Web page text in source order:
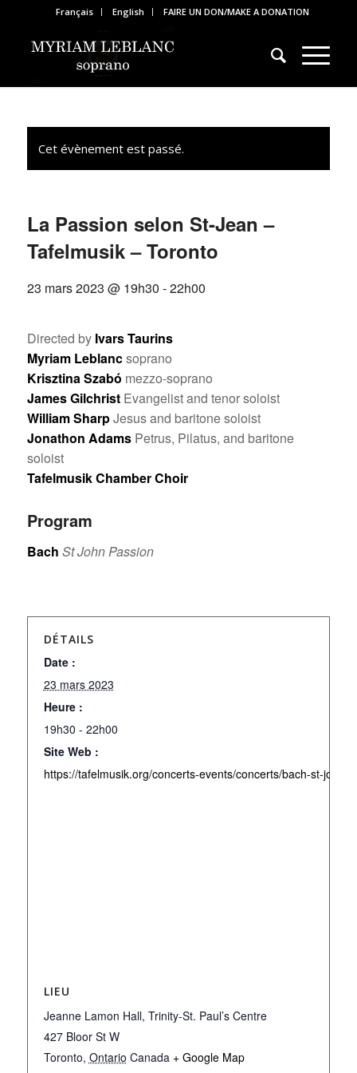
Français English FAIRE UN DON/MAKE A DONATION
Cet évènement est passé.
La Passion selon St-Jean –
Tafelmusik – Toronto
23 mars 2023 @ 19h30 -22h00
Directed by Ivars Taurins
Myriam Leblancsoprano
Krisztina Szabó mezzo-soprano
James GilchristEvangelist and tenor soloist
William SharpJesus and baritone soloist
Jonathon AdamsPetrus, Pilatus, and baritone
soloist
Tafelmusik Chamber Choir
Program
Bach St John Passion
DÉTAILS
Date :
23 mars 2023
Heure :
19h30 - 22h00
Site Web :
https://tafelmusik.org/concerts-events/concerts/bach-st-john-
LIEU
Jeanne Lamon Hall, Trinity-St. Paul’s Centre
427 Bloor St W
Toronto, Ontario Canada + Google Map